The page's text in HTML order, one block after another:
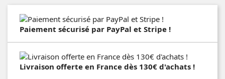
Paiement sécurisé par PayPal et Stripe !
Livraison offerte en France dès 130€ d'achats !